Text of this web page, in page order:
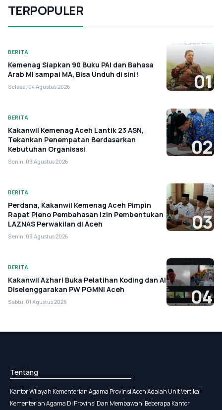
TERPOPULER
BERITA
Kemenag Siapkan 90 Buku PAI dan Bahasa
Arab MI sampai MA, Bisa Unduh di sini!
Selasa, 04 Agustus 2026 01
BERITA
Kakanwil Kemenag Aceh Lantik 23 ASN,
Tekankan Penempatan Berdasarkan
Kebutuhan Organisasi
Senin, 03 Agustus 2026
02
BERITA
Perdana, Kakanwil Kemenag Aceh Pimpin
Rapat Pleno Pembahasan Izin Pembentukan
LAZNAS Perwakilan di Aceh
Senin, 03 Agustus 2026
03
BERITA
Kakanwil Azhari Buka Pelatihan Koding dan AI
Diselenggarakan PW PGMNI Aceh
Sabtu, 01 Agustus 2026 04
Tentang
Kantor Wilayah Kementerian Agama Provinsi Aceh Adalah Unit Vertikal
Kementerian Agama Di Provinsi Dan Membawahi Beberapa Kantor